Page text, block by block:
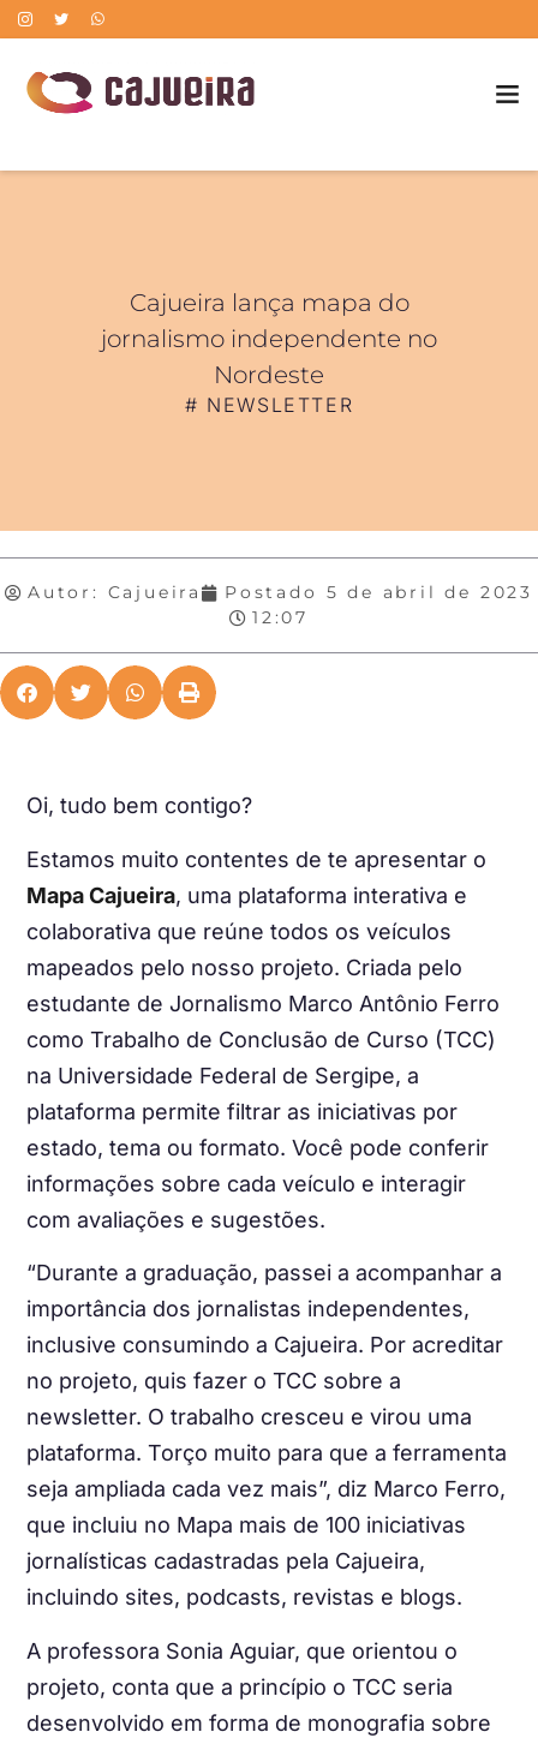
Cajueira lança mapa do
jornalismo independente no
Nordeste
# NEWSLETTER
Autor: Cajueira Postado
5 de abril de 2023
12:07
Oi, tudo bem contigo?
Estamos muito contentes de te apresentar o
Mapa Cajueira, uma plataforma interativa e
colaborativa que reúne todos os veículos
mapeados pelo nosso projeto. Criada pelo
estudante de Jornalismo Marco Antônio Ferro
como Trabalho de Conclusão de Curso (TCC)
na Universidade Federal de Sergipe, a
plataforma permite filtrar as iniciativas por
estado, tema ou formato. Você pode conferir
informações sobre cada veículo e interagir
com avaliações e sugestões.
“Durante a graduação, passei a acompanhar a
importância dos jornalistas independentes,
inclusive consumindo a Cajueira. Por acreditar
no projeto, quis fazer o TCC sobre a
newsletter. O trabalho cresceu e virou uma
plataforma. Torço muito para que a ferramenta
seja ampliada cada vez mais”, diz Marco Ferro,
que incluiu no Mapa mais de 100 iniciativas
jornalísticas cadastradas pela Cajueira,
incluindo sites, podcasts, revistas e blogs.
A professora Sonia Aguiar, que orientou o
projeto, conta que a princípio o TCC seria
desenvolvido em forma de monografia sobre